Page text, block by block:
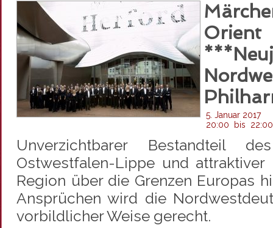
Orient
5. Januar 2017
20:00
bis 22:00
Unverzichtbarer Bestandteil
Ostwestfalen-Lippe und
Region über die Grenzen Europas
Ansprüchen wird die
vorbildlicher Weise gerecht.